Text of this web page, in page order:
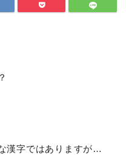
漢字ではありますが…